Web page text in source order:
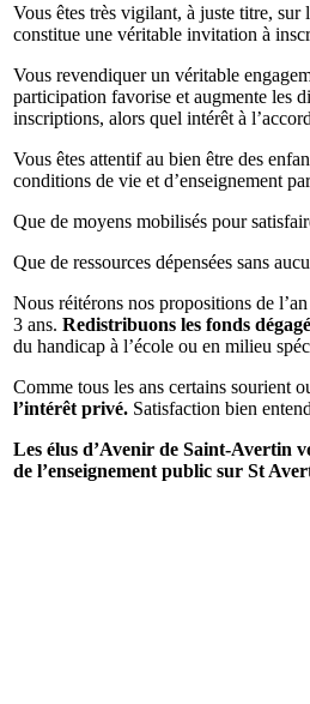
Vous êtes très vigilant, à juste titre,
constitue une véritable invitation à
Vous revendiquer un véritable
participation favorise et augmente les
inscriptions, alors quel intérêt à
Vous êtes attentif au bien être des
conditions de vie et d’enseignement
Que de moyens mobilisés pour
Que de ressources dépensées sans
Nous réitérons nos propositions de
3 ans. Redistribuons les fonds
du handicap à l’école ou en milieu
Comme tous les ans certains sourient
l’intérêt privé. Satisfaction bien
Les élus d’Avenir de Saint-Avertin
de l’enseignement public sur St